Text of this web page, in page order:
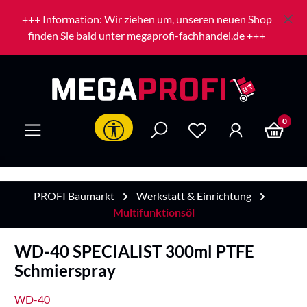
Zum Hauptinhalt springen
+++ Information: Wir ziehen um, unseren neuen Shop
finden Sie bald unter megaprofi-fachhandel.de +++
Werkzeugleiste anzeigen 0
PROFI Baumarkt
Werkstatt & Einrichtung
Multifunktionsöl
WD-40 SPECIALIST 300ml PTFE
Schmierspray
WD-40